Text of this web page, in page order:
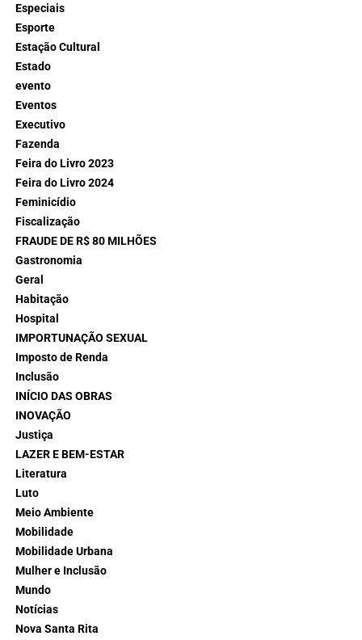
Especiais
Esporte
Estação Cultural
Estado
evento
Eventos
Executivo
Fazenda
Feira do Livro 2023
Feira do Livro 2024
Feminicídio
Fiscalização
FRAUDE DE R$ 80 MILHÕES
Gastronomia
Geral
Habitação
Hospital
IMPORTUNAÇÃO SEXUAL
Imposto de Renda
Inclusão
INÍCIO DAS OBRAS
INOVAÇÃO
Justiça
LAZER E BEM-ESTAR
Literatura
Luto
Meio Ambiente
Mobilidade
Mobilidade Urbana
Mulher e Inclusão
Mundo
Notícias
Nova Santa Rita